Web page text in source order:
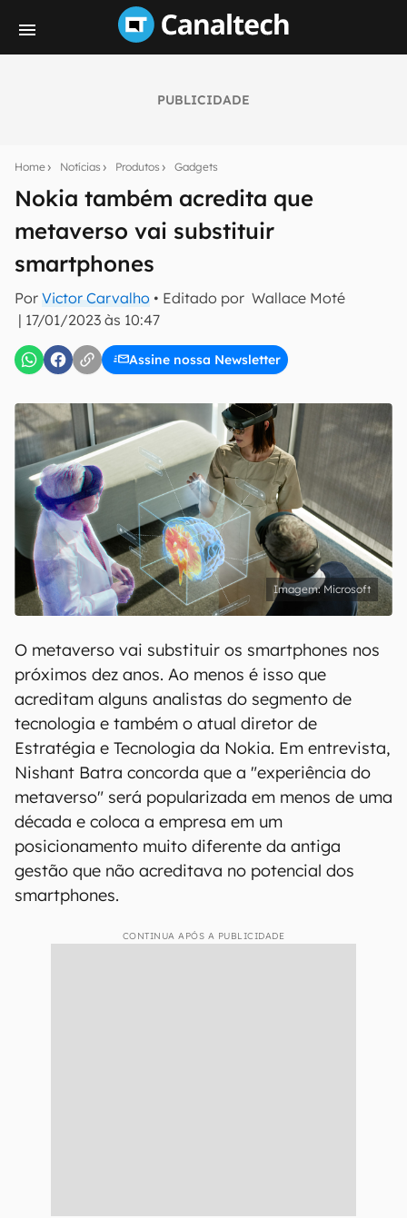
PUBLICIDADE
Home Notícias Produtos Gadgets
Nokia também acredita que
metaverso vai substituir
smartphones
Por Victor Carvalho • Editado por Wallace Moté
| 17/01/2023 às 10:47
Assine nossa Newsletter
notícias e reviews sobre tecnologia em primeira
mão.
E-mail
inscreva-se
Confirmo que li, aceito e concordo com os Termos de
Uso e Política de Privacidade do Canaltech.
Microsoft
O metaverso vai substituir os smartphones nos
próximos dez anos. Ao menos é isso que
acreditam alguns analistas do segmento de
tecnologia e também o atual diretor de
Estratégia e Tecnologia da Nokia. Em entrevista,
Nishant Batra concorda que a "experiência do
metaverso" será popularizada em menos de uma
década e coloca a empresa em um
posicionamento muito diferente da antiga
gestão que não acreditava no potencial dos
smartphones.
CONTINUA APÓS A PUBLICIDADE